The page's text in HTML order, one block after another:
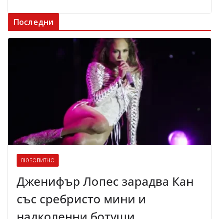
Последни
ЛЮБОПИТНО
Дженифър Лопес зарадва Кан
със сребристо мини и